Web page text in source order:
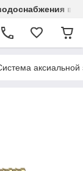
в
аксиальной